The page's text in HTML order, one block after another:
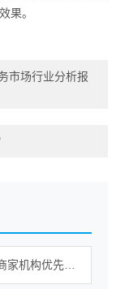
果。
市场行业分析报